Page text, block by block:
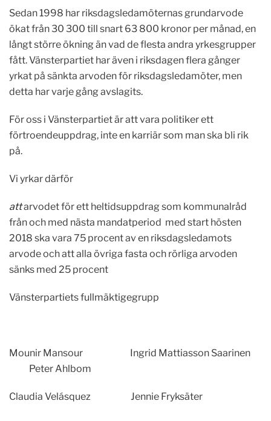
Sedan 1998 har riksdagsledamöternas grundarvode
ökat från 30 300 till snart 63 800 kronor per månad, en
långt större ökning än vad de flesta andra yrkesgrupper
fått. Vänsterpartiet har även i riksdagen flera gånger
yrkat på sänkta arvoden för riksdagsledamöter, men
detta har varje gång avslagits.
För oss i Vänsterpartiet är att vara politiker ett
förtroendeuppdrag, inte en karriär som man ska bli rik
på.
Vi yrkar därför
attarvodet för ett heltidsuppdrag som kommunalråd
från och med nästa mandatperiod med start hösten
2018 ska vara 75 procent av en riksdagsledamots
arvode och att alla övriga fasta och rörliga arvoden
sänks med 25 procent
Vänsterpartiets fullmäktigegrupp
Mounir Mansour Ingrid Mattiasson Saarinen
Peter Ahlbom
Claudia Velásquez Jennie Fryksäter